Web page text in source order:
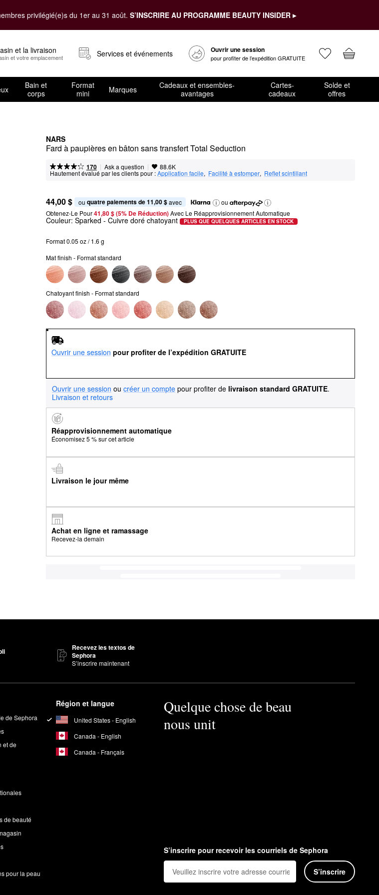
privilégié(e)s du 1er au 31 août. S’INSCRIRE AU PROGRAMME BEAUTY INSIDER ▸
et la livraison
et votre emplacement Services et événements Ouvrir une session
pour profiter de l’expédition GRATUITE
Bain et
corps
Format
mini
Marques
Cadeaux et ensembles-
avantages
Cartes-
cadeaux
Solde et
offres
NARS
Fard à paupières en bâton sans transfert Total Seduction
170 | Ask a question | 88.6K
Hautement évalué par les clients pour :Application facile, Facilité à estomper, Reflet scintillant
44,00 $ ou quatre paiements de 11,00 $ avec
ou
Obtenez-Le Pour41,80 $ (5% De Réduction) Avec Le Réapprovisionnement Automatique
Couleur: Sparked - Cuivre doré chatoyant PLUS QUE QUELQUES ARTICLES EN STOCK
Format 0.05 oz / 1.6 g
Mat finish - Format standard
Chatoyant finish - Format standard
Ouvrir une session pour profiter de l’expédition GRATUITE
Ouvrir une session ou créer un compte pour profiter de livraison standard GRATUITE.
Livraison et retours
Réapprovisionnement automatique
Économisez 5 % sur cet article
Livraison le jour même
Achat en ligne et ramassage
Recevez-la demain
Recevez les textos de
Sephora
S’inscrire maintenant
de Sephora
et de
de beauté
pour la peau
Région et langue
United States - English
Canada - English
Canada - Français
Quelque chose de beau
nous unit
S’inscrire pour recevoir les courriels de Sephora
S’inscrire